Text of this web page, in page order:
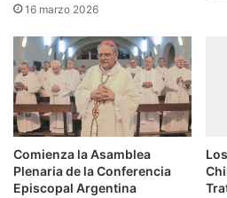
16 marzo 2026
Comienza la Asamblea
Plenaria de la Conferencia
Episcopal Argentina